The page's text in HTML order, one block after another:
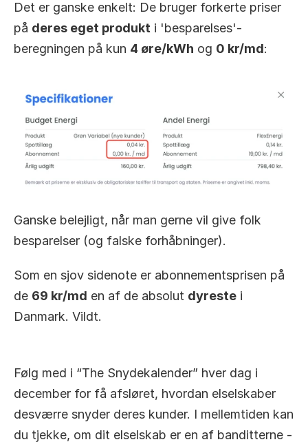
Det er ganske enkelt: De bruger forkerte priser
på deres eget produkt i 'besparelses'-
beregningen på kun 4 øre/kWh og 0 kr/md:
Ganske belejligt, når man gerne vil give folk
besparelser (og falske forhåbninger).
Som en sjov sidenote er abonnementsprisen på
de 69 kr/md en af de absolut dyreste i
Danmark. Vildt.
Følg med i “The Snydekalender” hver dag i
december for få afsløret, hvordan elselskaber
desværre snyder deres kunder. I mellemtiden kan
du tjekke, om dit elselskab er en af banditterne -